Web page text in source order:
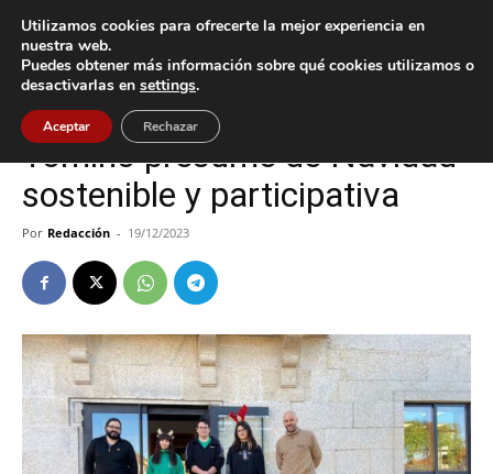
Inicio Cultura / Ocio
Cultura / Ocio Tomiño
Tomiño presume de Navidad
sostenible y participativa
Por Redacción - 19/12/2023
Utilizamos cookies para ofrecerte la mejor experiencia en
nuestra web.
Puedes obtener más información sobre qué cookies utilizamos o
desactivarlas en settings.
Aceptar Rechazar